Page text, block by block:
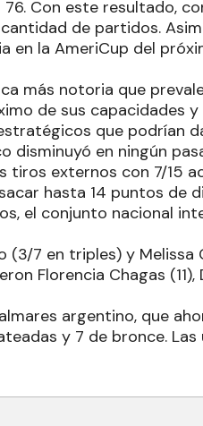
Con este resultado,
de partidos.
en la AmeriCup del
más notoria que
de sus capacidades
que podrían
disminuyó en ningún
tiros externos con 7/15
hasta 14 puntos de
el conjunto nacional
(3/7 en triples) y Melissa
Florencia Chagas (11),
argentino, que
y 7 de bronce.